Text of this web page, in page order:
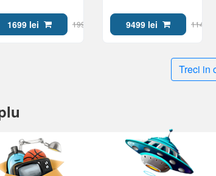
1699 lei 1999 lei 9499 lei 11499
Treci in